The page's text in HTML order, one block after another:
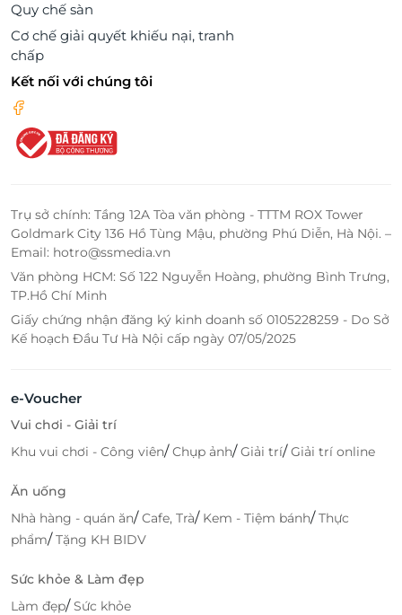
Quy chế sàn
Cơ chế giải quyết khiếu nại, tranh
chấp
Kết nối với chúng tôi
Trụ sở chính: Tầng 12A Tòa văn phòng - TTTM ROX Tower
Goldmark City 136 Hồ Tùng Mậu, phường Phú Diễn, Hà Nội. –
Email: hotro@ssmedia.vn
Văn phòng HCM: Số 122 Nguyễn Hoàng, phường Bình Trưng,
TP.Hồ Chí Minh
Giấy chứng nhận đăng ký kinh doanh số 0105228259 - Do Sở
Kế hoạch Đầu Tư Hà Nội cấp ngày 07/05/2025
e-Voucher
Vui chơi - Giải trí
Khu vui chơi - Công viên/Chụp ảnh/Giải trí/Giải trí online
Ăn uống
Nhà hàng - quán ăn/Cafe, Trà/ Kem - Tiệm bánh/Thực
phẩm/Tặng KH BIDV
Sức khỏe & Làm đẹp
Làm đẹp/Sức khỏe